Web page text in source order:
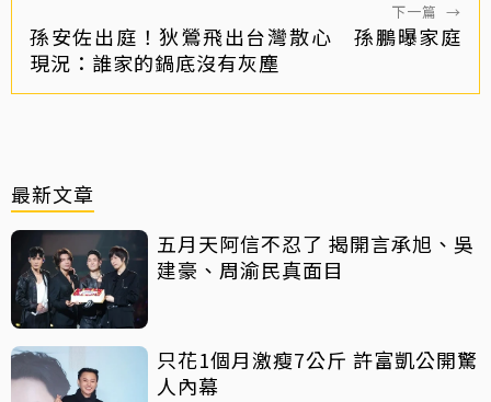
下一篇 →
孫安佐出庭！狄鶯飛出台灣散心 孫鵬曝家庭
現況：誰家的鍋底沒有灰塵
最新文章
五月天阿信不忍了 揭開言承旭、吳
建豪、周渝民真面目
只花1個月激瘦7公斤 許富凱公開驚
人內幕